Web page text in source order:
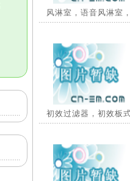
风淋室，语音风淋室
初效过滤器，初效板